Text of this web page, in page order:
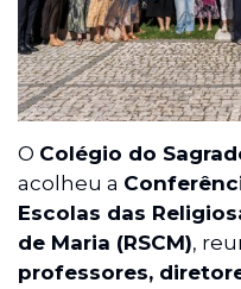
O Colégio do
acolheu a
Escolas das
de Maria (RSCM),
professores,